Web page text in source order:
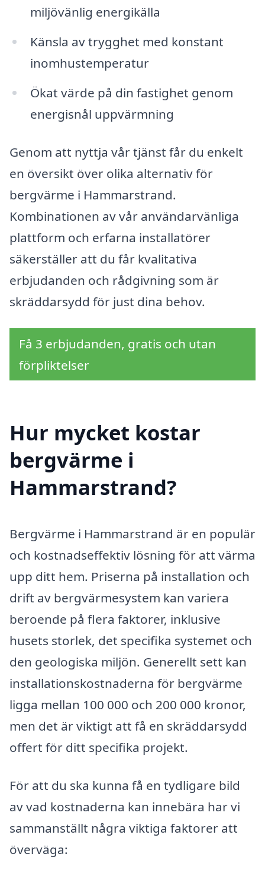
miljövänlig energikälla
Känsla av trygghet med konstant
inomhustemperatur
Ökat värde på din fastighet genom
energisnål uppvärmning
Genom att nyttja vår tjänst får du enkelt
en översikt över olika alternativ för
bergvärme i Hammarstrand.
Kombinationen av vår användarvänliga
plattform och erfarna installatörer
säkerställer att du får kvalitativa
erbjudanden och rådgivning som är
skräddarsydd för just dina behov.
Få 3 erbjudanden, gratis och utan
förpliktelser
Hur mycket kostar
bergvärme i
Hammarstrand?
Bergvärme i Hammarstrand är en populär
och kostnadseffektiv lösning för att värma
upp ditt hem. Priserna på installation och
drift av bergvärmesystem kan variera
beroende på flera faktorer, inklusive
husets storlek, det specifika systemet och
den geologiska miljön. Generellt sett kan
installationskostnaderna för bergvärme
ligga mellan 100 000 och 200 000 kronor,
men det är viktigt att få en skräddarsydd
offert för ditt specifika projekt.
För att du ska kunna få en tydligare bild
av vad kostnaderna kan innebära har vi
sammanställt några viktiga faktorer att
överväga: